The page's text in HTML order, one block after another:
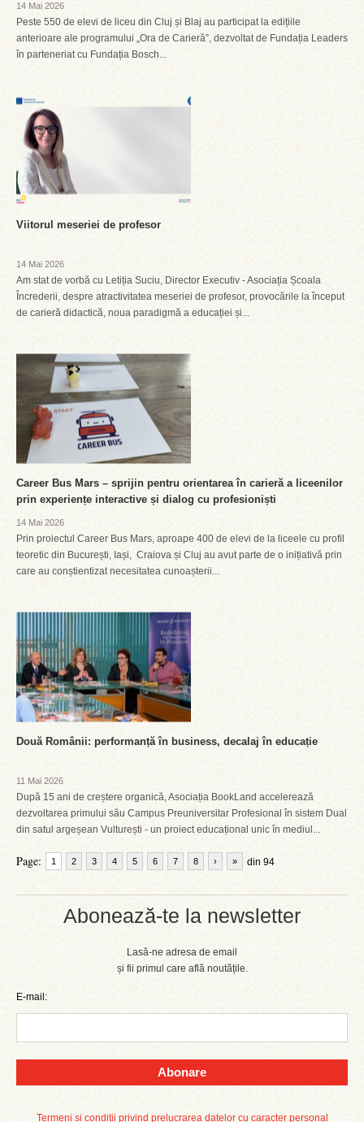
Abonează-te la newsletter
Lasă-ne adresa de email
și fii primul care află noutățile.
E-mail:
Abonare
Termeni și condiții privind prelucrarea datelor cu caracter personal
14 Mai 2026
Peste 550 de elevi de liceu din Cluj și Blaj au participat la edițiile
anterioare ale programului „Ora de Carieră”, dezvoltat de Fundația Leaders
în parteneriat cu Fundația Bosch...
Viitorul meseriei de profesor
14 Mai 2026
Am stat de vorbă cu Letiția Suciu, Director Executiv - Asociația Școala
Încrederii, despre atractivitatea meseriei de profesor, provocările la început
de carieră didactică, noua paradigmă a educației și...
Career Bus Mars – sprijin pentru orientarea în carieră a liceenilor
prin experiențe interactive și dialog cu profesioniști
14 Mai 2026
Prin proiectul Career Bus Mars, aproape 400 de elevi de la liceele cu profil
teoretic din București, Iași, Craiova și Cluj au avut parte de o inițiativă prin
care au conștientizat necesitatea cunoașterii...
Două Românii: performanță în business, decalaj în educație
11 Mai 2026
După 15 ani de creștere organică, Asociația BookLand accelerează
dezvoltarea primului său Campus Preuniversitar Profesional în sistem Dual
din satul argeșean Vulturești - un proiect educațional unic în mediul...
Page: 1 2 3 4 5 6 7 8 din 94
› »